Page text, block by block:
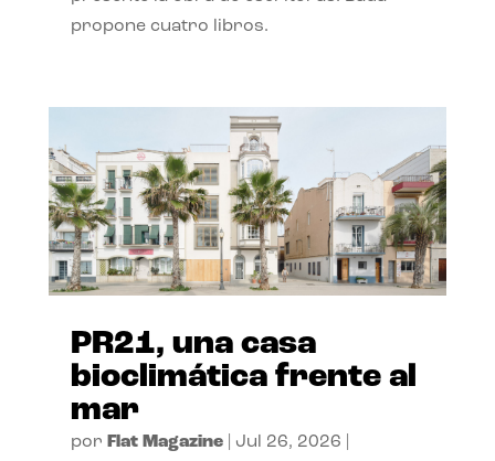
propone cuatro libros.
PR21, una casa
bioclimática frente al
mar
por Flat Magazine| Jul 26, 2026